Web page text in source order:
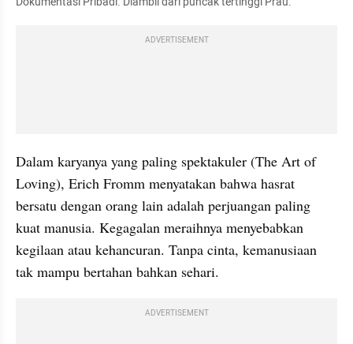
ADVERTISEMENT
Dalam karyanya yang paling spektakuler (The Art of
Loving), Erich Fromm menyatakan bahwa hasrat
bersatu dengan orang lain adalah perjuangan paling
kuat manusia. Kegagalan meraihnya menyebabkan
kegilaan atau kehancuran. Tanpa cinta, kemanusiaan
tak mampu bertahan bahkan sehari.
ADVERTISEMENT